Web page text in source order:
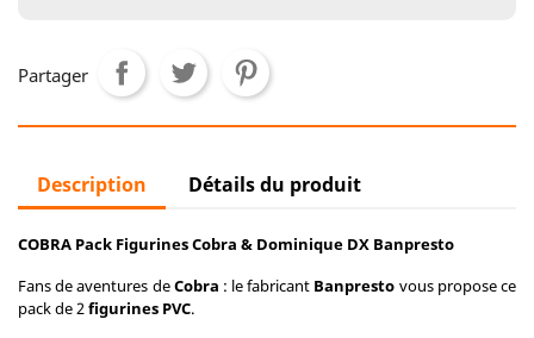
Partager
Description Détails du produit
COBRA Pack Figurines Cobra & Dominique DX Banpresto
Fans de aventures deCobra : le fabricant Banpresto vous propose ce
pack de 2figurines PVC.